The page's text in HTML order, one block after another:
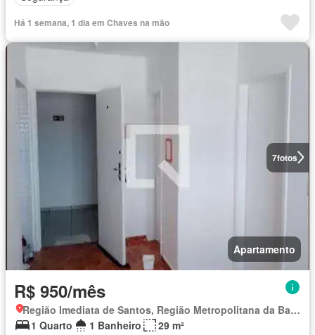
Há 1 semana, 1 dia em Chaves na mão
7fotos
Apartamento
R$ 950/mês
Região Imediata de Santos, Região Metropolitana da Baixada Santista
1 Quarto
1 Banheiro 29 m²